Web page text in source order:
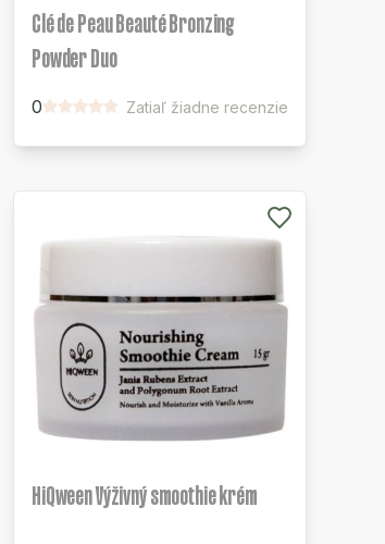
Clé de Peau Beauté Bronzing
Powder Duo
0 Zatiaľ žiadne recenzie
HiQween Výživný smoothie krém